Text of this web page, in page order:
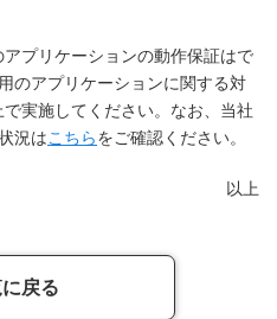
プリケーションの動作保証はで
のアプリケーションに関する対
実施してください。なお、当社
況はこちらをご確認ください。
以上
戻る